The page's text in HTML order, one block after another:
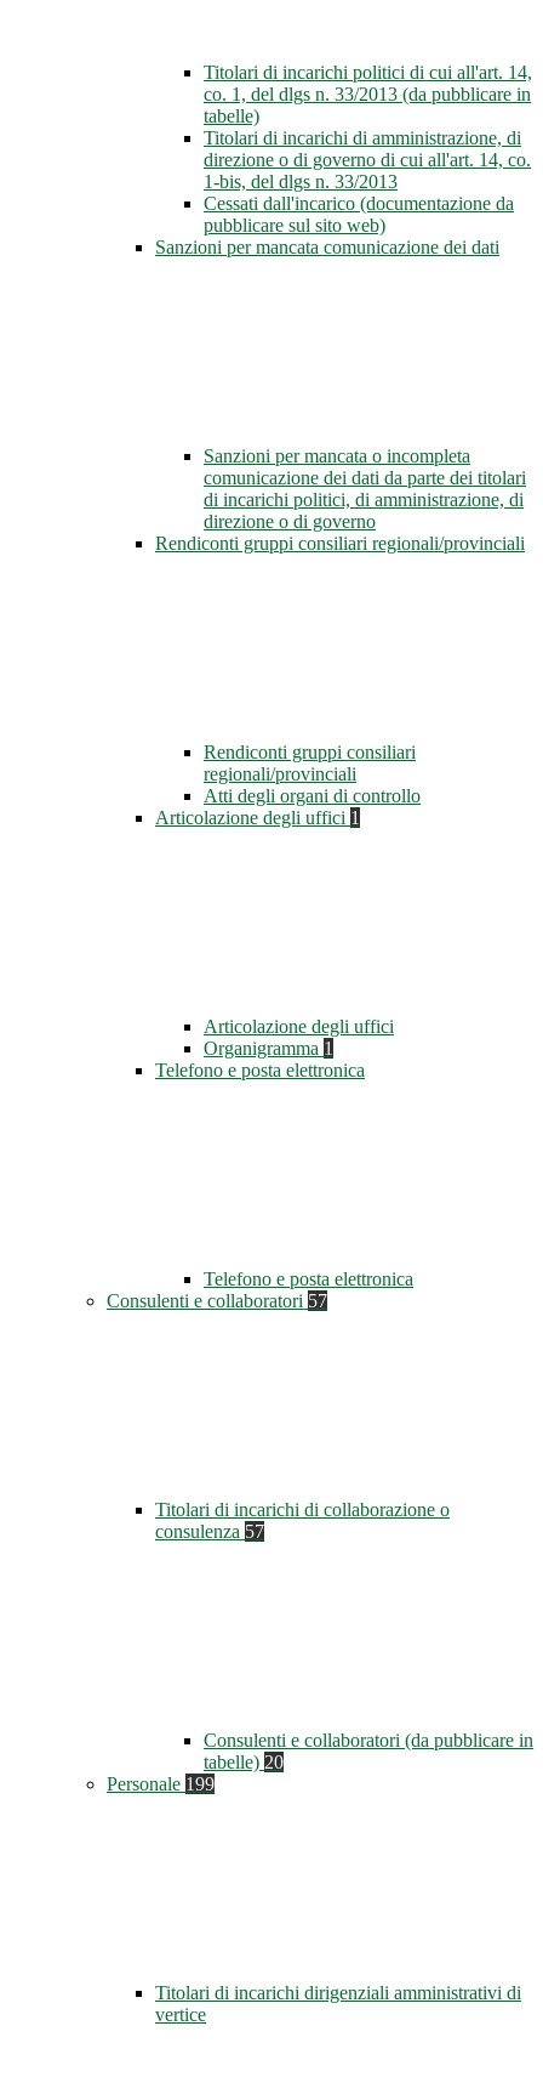
Titolari di incarichi politici di cui all'art. 14,
co. 1, del dlgs n. 33/2013 (da pubblicare in
tabelle)
Titolari di incarichi di amministrazione, di
direzione o di governo di cui all'art. 14, co.
1-bis, del dlgs n. 33/2013
Cessati dall'incarico (documentazione da
pubblicare sul sito web)
Sanzioni per mancata comunicazione dei dati
Sanzioni per mancata o incompleta
comunicazione dei dati da parte dei titolari
di incarichi politici, di amministrazione, di
direzione o di governo
Rendiconti gruppi consiliari regionali/provinciali
Rendiconti gruppi consiliari
regionali/provinciali
Atti degli organi di controllo
Articolazione degli uffici 1
Articolazione degli uffici
Organigramma 1
Telefono e posta elettronica
Telefono e posta elettronica
Consulenti e collaboratori 57
Titolari di incarichi di collaborazione o
consulenza 57
Consulenti e collaboratori (da pubblicare in
tabelle) 20
Personale 199
Titolari di incarichi dirigenziali amministrativi di
vertice